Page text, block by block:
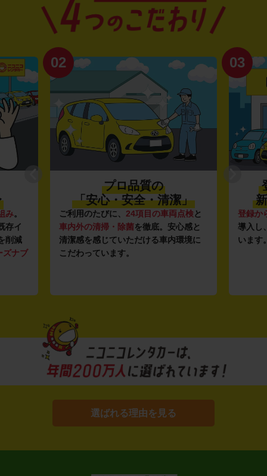
み。
存イ
削減
ズナブ
02
プロ品質の
「安心・安全・清潔」
ご利用のたびに、 24項目の車両点検と
車内外の清掃・除菌を徹底。安心感と
清潔感を感じていただける車内環境に
こだわっています。
03
登録か
導入し
います
選ばれる理由を見る